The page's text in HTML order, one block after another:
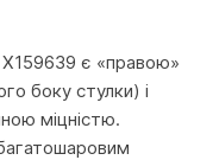
є «правою»
боку стулки) і
міцністю.